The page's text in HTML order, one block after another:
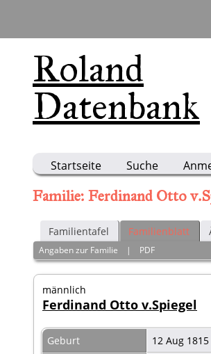
Roland
Datenbank
Startseite Suche
Familie: Ferdinand Otto
Familientafel Familienblatt
Angaben zur Familie | PDF
männlich
Ferdinand Otto v.Spiegel
Geburt
12 Aug 1815